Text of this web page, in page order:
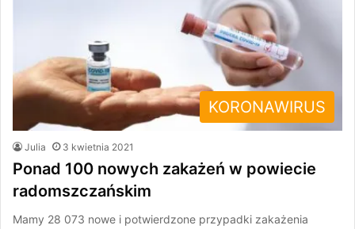
KORONAWIRUS
Julia 3 kwietnia 2021
Ponad 100 nowych zakażeń w powiecie
radomszczańskim
Mamy 28 073 nowe i potwierdzone przypadki zakażenia